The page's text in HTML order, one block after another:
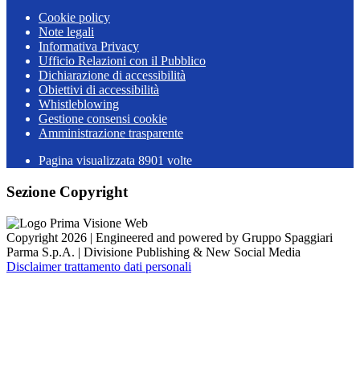
Cookie policy
Note legali
Informativa Privacy
Ufficio Relazioni con il Pubblico
Dichiarazione di accessibilità
Obiettivi di accessibilità
Whistleblowing
Gestione consensi cookie
Amministrazione trasparente
Pagina visualizzata 8901 volte
Sezione Copyright
Copyright 2026 | Engineered and powered by Gruppo Spaggiari
Parma S.p.A. | Divisione Publishing & New Social Media
Disclaimer trattamento dati personali